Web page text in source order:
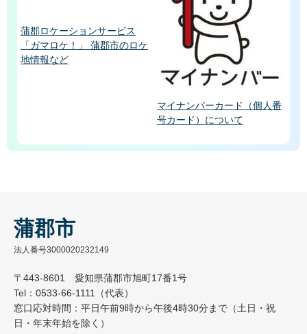
蒲郡ロケーションサービス
「ガマロケ！」 蒲郡市のロケ
地情報など
マイナンバーカード（個人番
号カード）について
蒲郡市
法人番号3000020232149
〒443-8601 愛知県蒲郡市旭町17番1号
Tel：0533-66-1111（代表）
窓口応対時間：平日午前9時から午後4時30分まで（土日・祝
日・年末年始を除く）